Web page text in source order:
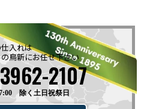
入れは
鳥新にお任せ下さい
2107
除く土日祝祭日